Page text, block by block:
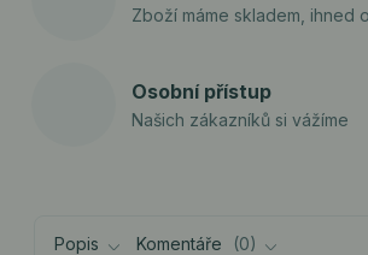
Zboží máme skladem, ihned
Osobní přístup
Našich zákazníků si vážíme
Popis Komentáře 0